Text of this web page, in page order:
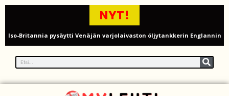
NYT!
Iso-Britannia pysäytti Venäjän varjolaivaston öljytankkerin Englannin
Mies syytteessä, kun auto rysäytti läpi keilahallin seinän Derbyshiressä
New Yorkin NBA-mestaruusjuhlat riistäytyivät käsistä – teini ammuttiin